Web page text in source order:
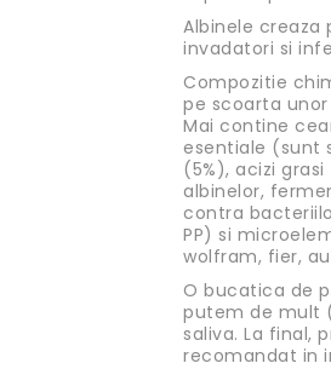
Albinele creaza
invadatori si
Compozitie
pe scoarta
Mai contine
esentiale (sunt
(5%), acizi
albinelor,
contra
PP) si
wolfram, fier,
O bucatica de
putem de mult
saliva. La final,
recomandat in